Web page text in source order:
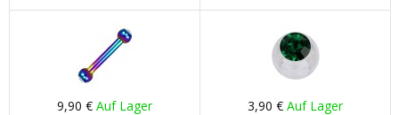
9,90 € Auf Lager 3,90 € Auf Lager